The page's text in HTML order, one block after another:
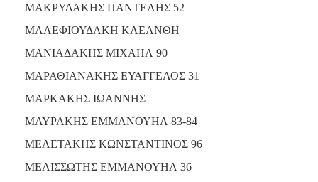
ΜΑΚΡΥΔΑΚΗΣ ΠΑΝΤΕΛΗΣ 52
ΜΑΛΕΦΙΟΥΔΑΚΗ ΚΛΕΑΝΘΗ
ΜΑΝΙΑΔΑΚΗΣ ΜΙΧΑΗΛ 90
ΜΑΡΑΘΙΑΝΑΚΗΣ ΕΥΑΓΓΕΛΟΣ 31
ΜΑΡΚΑΚΗΣ ΙΩΑΝΝΗΣ
ΜΑΥΡΑΚΗΣ ΕΜΜΑΝΟΥΗΛ 83-84
ΜΕΛΕΤΑΚΗΣ ΚΩΝΣΤΑΝΤΙΝΟΣ 96
ΜΕΛΙΣΣΩΤΗΣ ΕΜΜΑΝΟΥΗΛ 36